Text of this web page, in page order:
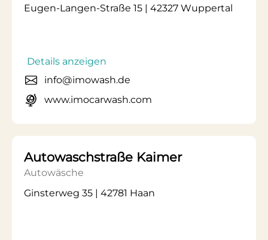
Eugen-Langen-Straße 15 | 42327 Wuppertal
Details anzeigen
info@imowash.de
www.imocarwash.com
Autowaschstraße Kaimer
Autowäsche
Ginsterweg 35 | 42781 Haan